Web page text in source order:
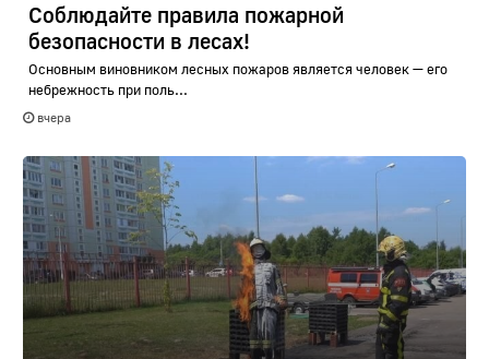
Соблюдайте правила пожарной
безопасности в лесах!
Основным виновником лесных пожаров является человек — его
небрежность при поль...
вчера